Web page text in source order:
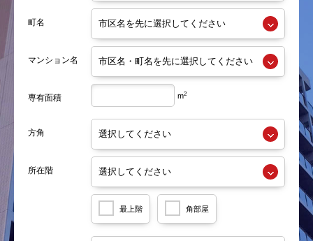
町名
マンション名
専有面積 m2
方角
所在階
最上階 角部屋